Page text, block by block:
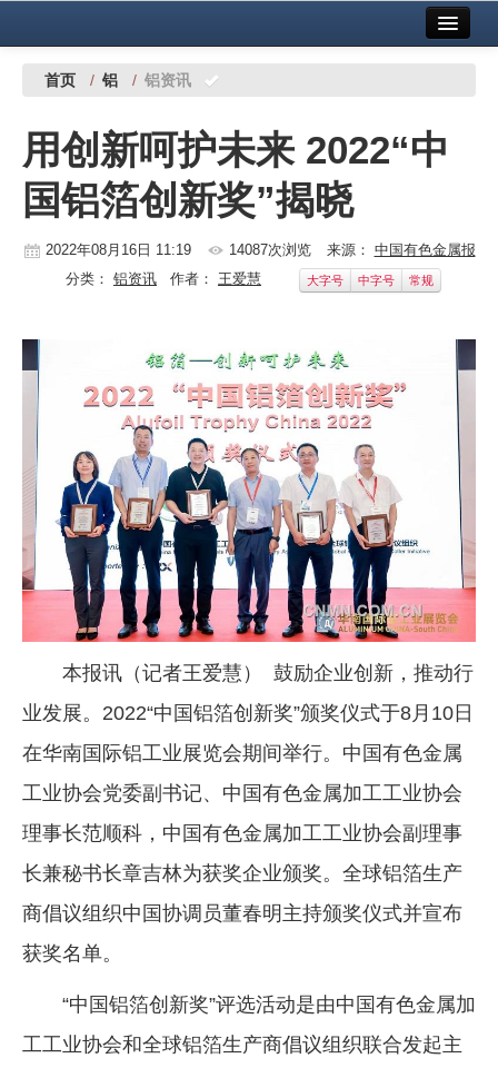
中国有色金属报社主办 广告服务
铜镍铅锌
铝
稀有稀土
科技
镁钛
党建工作
企业文化
《资源再生》杂志
行情报价
数字报
首页 / 铝 / 铝资讯
用创新呵护未来 2022“中
国铝箔创新奖”揭晓
2022年08月16日 11:19 14087次浏览 来源： 中国有色金属报
分类： 铝资讯 作者： 王爱慧 大字号 中字号 常规
本报讯（记者王爱慧） 鼓励企业创新，推动行
业发展。2022“中国铝箔创新奖”颁奖仪式于8月10日
在华南国际铝工业展览会期间举行。中国有色金属
工业协会党委副书记、中国有色金属加工工业协会
理事长范顺科，中国有色金属加工工业协会副理事
长兼秘书长章吉林为获奖企业颁奖。全球铝箔生产
商倡议组织中国协调员董春明主持颁奖仪式并宣布
获奖名单。
“中国铝箔创新奖”评选活动是由中国有色金属加
工工业协会和全球铝箔生产商倡议组织联合发起主